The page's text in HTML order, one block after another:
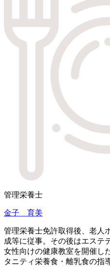
管理栄養士
金子 育美
管理栄養士免許取得後、老人
成等に従事。その後はエステ
女性向けの健康教室を開催し
タニティ栄養食・離乳食の指